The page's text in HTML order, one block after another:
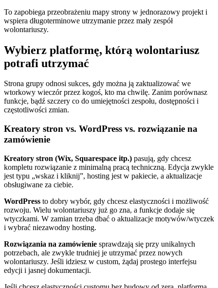
To zapobiega przeobrażeniu mapy strony w jednorazowy projekt i
wspiera długoterminowe utrzymanie przez mały zespół
wolontariuszy.
Wybierz platformę, którą wolontariusz
potrafi utrzymać
Strona grupy odnosi sukces, gdy można ją zaktualizować we
wtorkowy wieczór przez kogoś, kto ma chwilę. Zanim porównasz
funkcje, bądź szczery co do umiejętności zespołu, dostępności i
częstotliwości zmian.
Kreatory stron vs. WordPress vs. rozwiązanie na
zamówienie
Kreatory stron (Wix, Squarespace itp.) pasują, gdy chcesz
kompletu rozwiązanie z minimalną pracą techniczną. Edycja zwykle
jest typu „wskaz i kliknij”, hosting jest w pakiecie, a aktualizacje
obsługiwane za ciebie.
WordPress to dobry wybór, gdy chcesz elastyczności i możliwość
rozwoju. Wielu wolontariuszy już go zna, a funkcje dodaje się
wtyczkami. W zamian trzeba dbać o aktualizacje motywów/wtyczek
i wybrać niezawodny hosting.
Rozwiązania na zamówienie sprawdzają się przy unikalnych
potrzebach, ale zwykle trudniej je utrzymać przez nowych
wolontariuszy. Jeśli idziesz w custom, żądaj prostego interfejsu
edycji i jasnej dokumentacji.